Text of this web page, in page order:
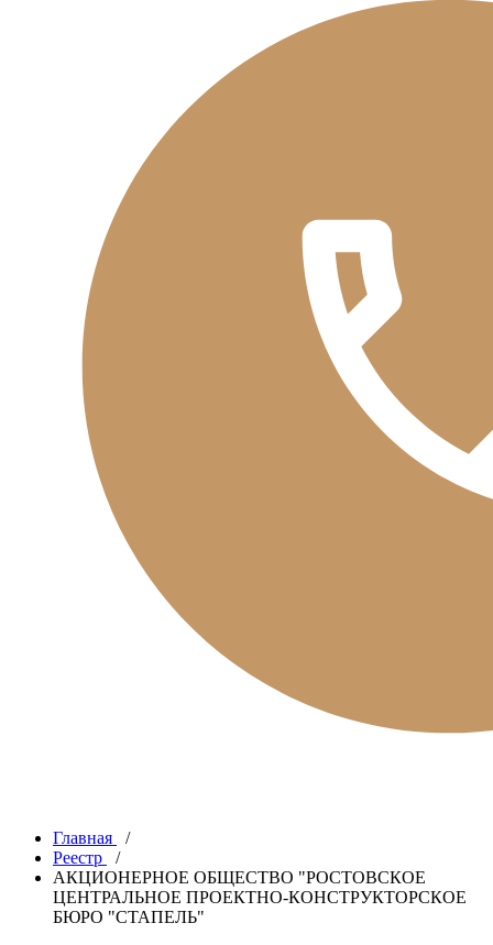
Главная
/
Реестр
/
АКЦИОНЕРНОЕ ОБЩЕСТВО "РОСТОВСКОЕ
ЦЕНТРАЛЬНОЕ ПРОЕКТНО-КОНСТРУКТОРСКОЕ
БЮРО "СТАПЕЛЬ"